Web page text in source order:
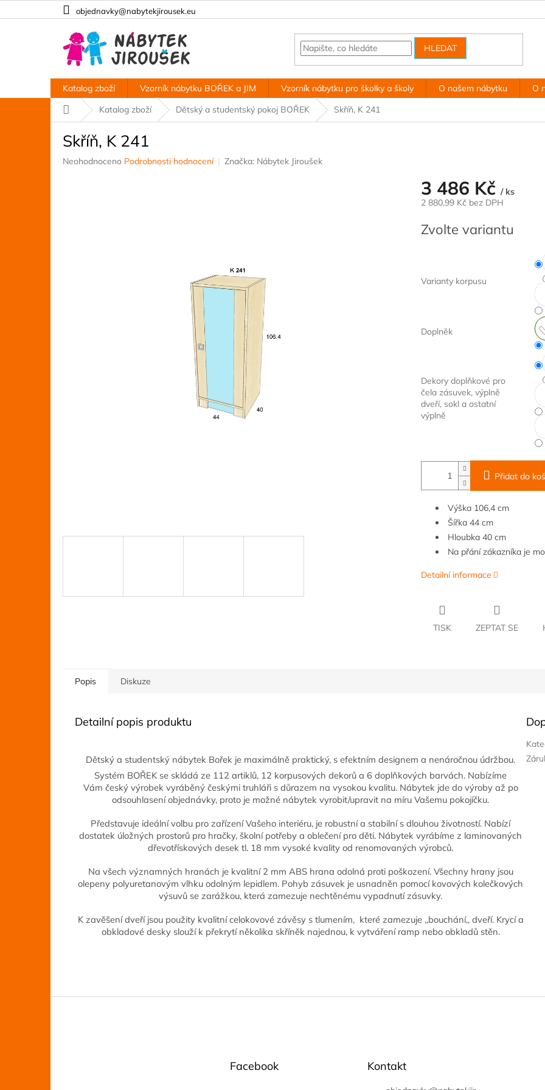
na
objednavky@nabytekjirousek.eu
HLEDAT
Katalog zboží Vzorník nábytku BOŘEK a JIM Vzorník nábytku pro školky a školy O našem nábytku
O
Domů
Katalog zboží Dětský a studentský pokoj BOŘEK Skříň, K 241
Skříň, K 241
Průměrné
Neohodnoceno Podrobnosti hodnocení Značka: Nábytek Jiroušek
3 486 Kč / ks
2 880,99 Kč bez DPH
cena:
Zvolte variantu
Varianty korpusu
Doplněk
Dekory doplňkové pro
čela zásuvek, výplně
dveří, sokl a ostatní
výplně
Přidat do
Výška 106,4 cm
Šířka 44 cm
Hloubka 40 cm
Na přání zákazníka je
Detailní informace
TISK ZEPTAT SE
Popis Diskuze
Detailní popis produktu
Dětský a studentský nábytek Bořek je maximálně praktický, s efektním designem a nenáročnou údržbou.
Systém BOŘEK se skládá ze 112 artiklů, 12 korpusových dekorů a 6 doplňkových barvách. Nabízíme
Vám český výrobek vyráběný českými truhláři s důrazem na vysokou kvalitu. Nábytek jde do výroby až po
odsouhlasení objednávky, proto je možné nábytek vyrobit/upravit na míru Vašemu pokojíčku.
Představuje ideální volbu pro zařízení Vašeho interiéru, je robustní a stabilní s dlouhou životností. Nabízí
dostatek úložných prostorů pro hračky, školní potřeby a oblečení pro děti. Nábytek vyrábíme z laminovaných
dřevotřískových desek tl. 18 mm vysoké kvality od renomovaných výrobců.
Na všech významných hranách je kvalitní 2 mm ABS hrana odolná proti poškození. Všechny hrany jsou
olepeny polyuretanovým vlhku odolným lepidlem. Pohyb zásuvek je usnadněn pomocí kovových kolečkových
výsuvů se zarážkou, která zamezuje nechtěnému vypadnutí zásuvky.
K zavěšení dveří jsou použity kvalitní celokovové závěsy s tlumením, které zamezuje ,,bouchání,, dveří. Krycí a
obkladové desky slouží k překrytí několika skříněk najednou, k vytváření ramp nebo obkladů stěn.
Facebook Kontakt